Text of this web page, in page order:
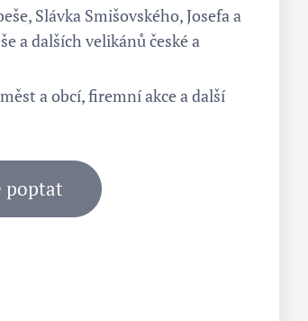
Slávka Smišovského, Josefa a
a dalších velikánů české a
a obcí, firemní akce a další
poptat